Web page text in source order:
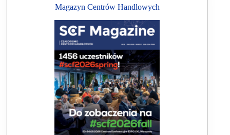
Magazyn Centrów Handlowych